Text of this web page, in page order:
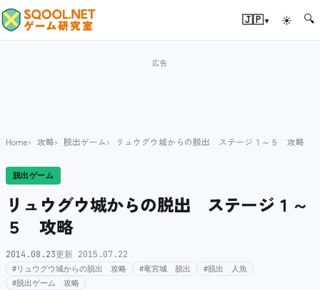
🇯🇵▾ ☀ 🔍
Home 攻略 脱出ゲーム リュウグウ城からの脱出 ステージ１～５ 攻略
脱出ゲーム
リュウグウ城からの脱出 ステージ１～
５ 攻略
2014.08.23更新 2015.07.22
#リュウグウ城からの脱出 攻略 #竜宮城 脱出
#脱出 人魚
#脱出ゲーム 攻略